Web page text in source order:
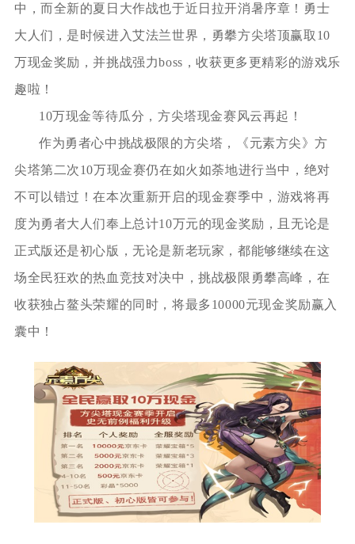
中，而全新的夏日大作战也于近日拉开消暑序章！勇士
大人们，是时候进入艾法兰世界，勇攀方尖塔顶赢取10
万现金奖励，并挑战强力boss，收获更多更精彩的游戏乐
趣啦！
10万现金等待瓜分，方尖塔现金赛风云再起！
作为勇者心中挑战极限的方尖塔，《元素方尖》方
尖塔第二次10万现金赛仍在如火如荼地进行当中，绝对
不可以错过！在本次重新开启的现金赛季中，游戏将再
度为勇者大人们奉上总计10万元的现金奖励，且无论是
正式版还是初心版，无论是新老玩家，都能够继续在这
场全民狂欢的热血竞技对决中，挑战极限勇攀高峰，在
收获独占鳌头荣耀的同时，将最多10000元现金奖励赢入
囊中！